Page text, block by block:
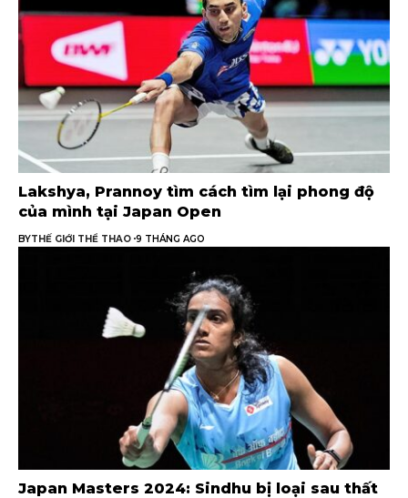
Lakshya, Prannoy tìm cách tìm lại phong độ
của mình tại Japan Open
BYTHẾ GIỚI THỂ THAO 9 THÁNG AGO
Japan Masters 2024: Sindhu bị loại sau thất